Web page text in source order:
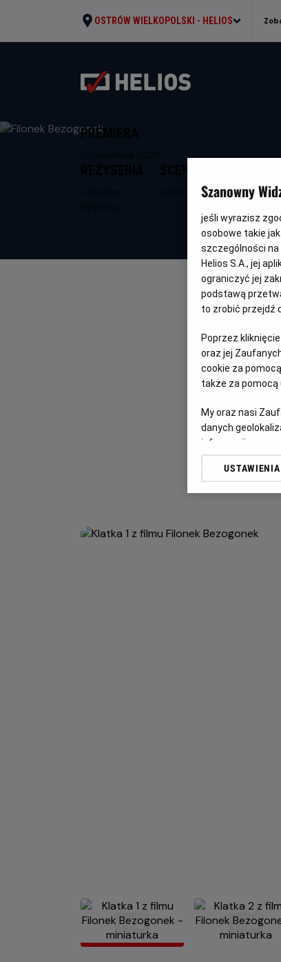
OSTRÓW WIELKOPOLSKI - HELIOS
PREMIERA
Johan BogaeusSzanowny
jeśli wyrazisz
osobowe takie
szczególności
Helios S.A., jej
ograniczyć jej
podstawą
to zrobić przejdź
Poprzez
oraz jej
cookie za
także za pomocą
My oraz nasi
danych
informacji na
odbiorców i